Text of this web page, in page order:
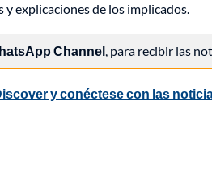
y explicaciones de los implicados.
Channel, para recibir las
y conéctese con las